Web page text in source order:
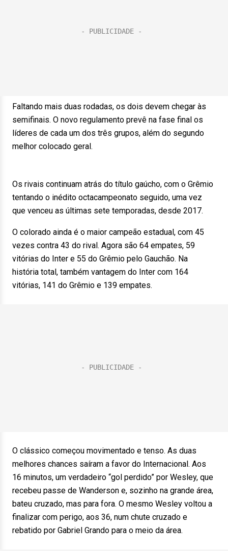
Faltando mais duas rodadas, os dois devem chegar às
semifinais. O novo regulamento prevê na fase final os
líderes de cada um dos três grupos, além do segundo
melhor colocado geral.
Os rivais continuam atrás do título gaúcho, com o Grêmio
tentando o inédito octacampeonato seguido, uma vez
que venceu as últimas sete temporadas, desde 2017.
O colorado ainda é o maior campeão estadual, com 45
vezes contra 43 do rival. Agora são 64 empates, 59
vitórias do Inter e 55 do Grêmio pelo Gauchão. Na
história total, também vantagem do Inter com 164
vitórias, 141 do Grêmio e 139 empates.
O clássico começou movimentado e tenso. As duas
melhores chances saíram a favor do Internacional. Aos
16 minutos, um verdadeiro “gol perdido” por Wesley, que
recebeu passe de Wanderson e, sozinho na grande área,
bateu cruzado, mas para fora. O mesmo Wesley voltou a
finalizar com perigo, aos 36, num chute cruzado e
rebatido por Gabriel Grando para o meio da área.